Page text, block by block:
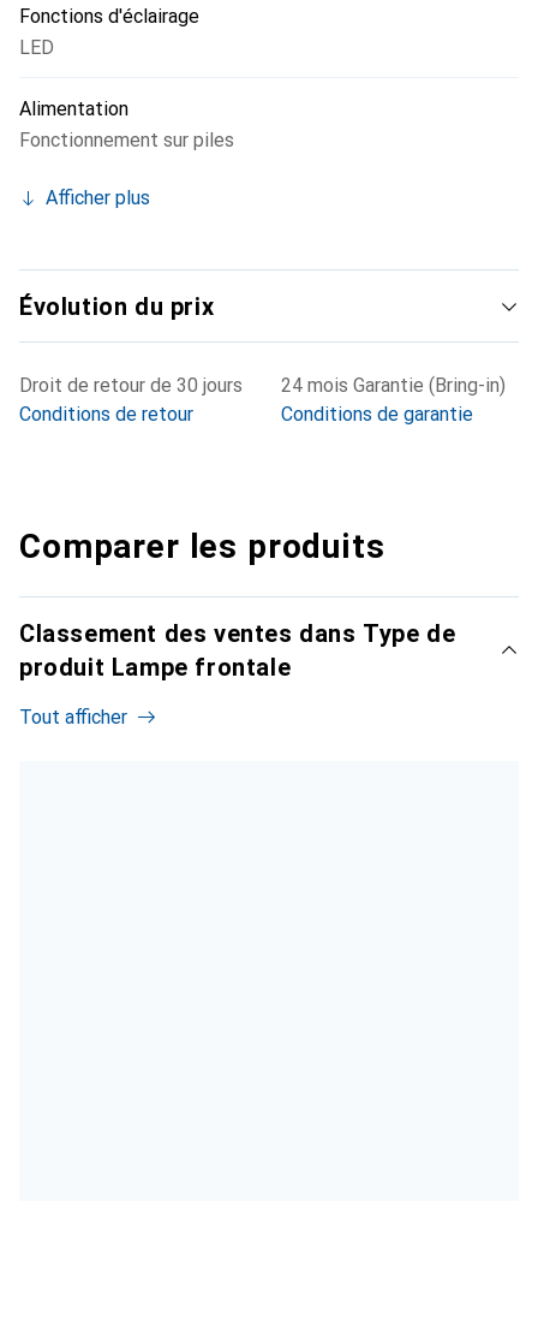
Fonctions d'éclairage
LED
Alimentation
Fonctionnement sur piles
Afficher plus
Évolution du prix
Droit de retour de 30 jours
Conditions de retour
24 mois Garantie (Bring-in)
Conditions de garantie
Comparer les produits
Classement des ventes dans Type de
produit Lampe frontale
Tout afficher